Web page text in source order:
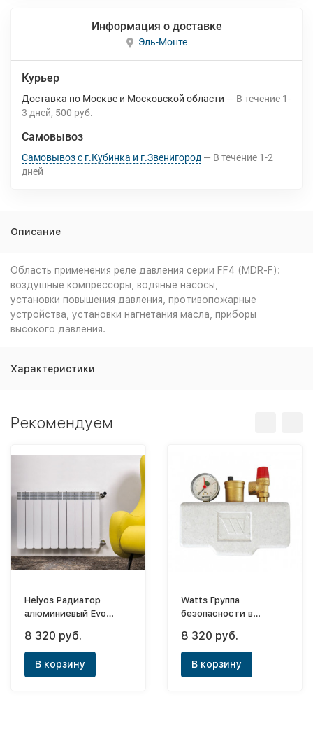
Информация о доставке
Эль-Монте
Курьер
Доставка по Москве и Московской области В течение 1-
3 дней 500 руб.
Самовывоз
Самовывоз с г.Кубинка и г.Звенигород В течение 1-2
дней
Описание
Область применения реле давления серии FF4 (MDR-F):
воздушные компрессоры, водяные насосы,
установки повышения давления, противопожарные
устройства, установки нагнетания масла, приборы
высокого давления.
Характеристики
Рекомендуем
Helyos Радиатор
алюминиевый Evo
8 320 руб.
В корзину
Watts Группа
безопасности в
30/20M-ISO
8 320 руб.
В корзину